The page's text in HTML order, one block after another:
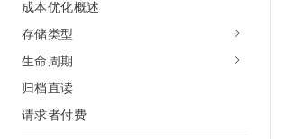
成本优化概述
存储类型
生命周期
归档直读
请求者付费